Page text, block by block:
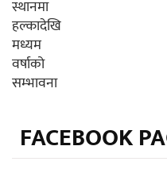
FACEBOOK